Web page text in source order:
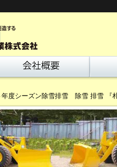
年度シーズン除雪排雪 除雪 排雪 『